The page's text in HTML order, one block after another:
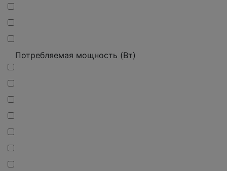
Потребляемая мощность (Вт)